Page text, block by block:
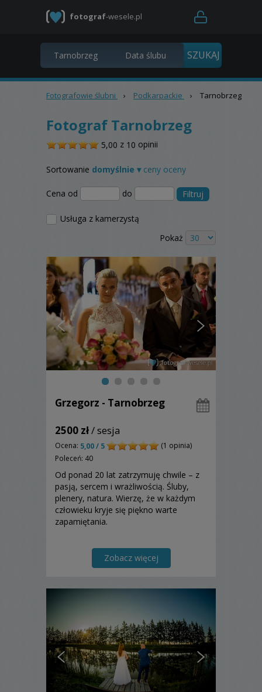
fotograf-wesele.pl
Fotografowie ślubni › Podkarpackie › Tarnobrzeg
Fotograf Tarnobrzeg
5,00 /z 10 opinii
Sortowanie domyślnie ▾ ceny oceny
Cena od do Filtruj
Usługa z kamerzystą
Pokaż
Grzegorz - Tarnobrzeg
2500 zł/ sesja
Ocena: 5,00 / 5
(1 opinia)
Poleceń: 40
Od ponad 20 lat zatrzymuję chwile – z
pasją, sercem i wrażliwością. Śluby,
plenery, natura. Wierzę, że w każdym
człowieku kryje się piękno warte
zapamiętania.
Zobacz więcej